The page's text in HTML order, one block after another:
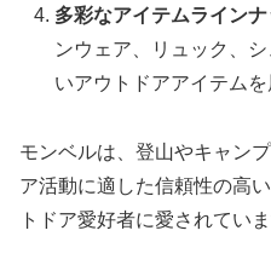
多彩なアイテムライン
ンウェア、リュック、
いアウトドアアイテムを
モンベルは、登山やキャン
ア活動に適した信頼性の高
トドア愛好者に愛されていま